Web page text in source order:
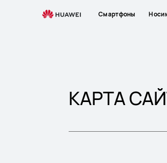
Смартфоны
КАРТА